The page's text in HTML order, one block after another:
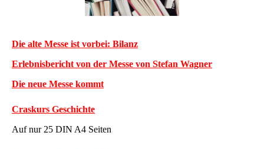
Die alte Messe ist vorbei: Bilanz
Erlebnisbericht von der Messe von Stefan Wagner
Die neue Messe kommt
Craskurs Geschichte
Auf nur 25 DIN A4 Seiten